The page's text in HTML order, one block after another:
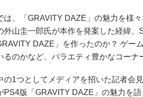
、「GRAVITY DAZE」の魅力を様
外山圭一郎氏が本作を発案した経緯
DAZE」を作ったのか？ ゲー
るのかなど、バラエティ豊かなコーナ
1つとしてメディアを招いた記者会
PS4版「GRAVITY DAZE」の魅力を